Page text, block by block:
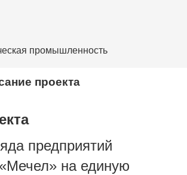
промышленность
проекта
предприятий
на единую